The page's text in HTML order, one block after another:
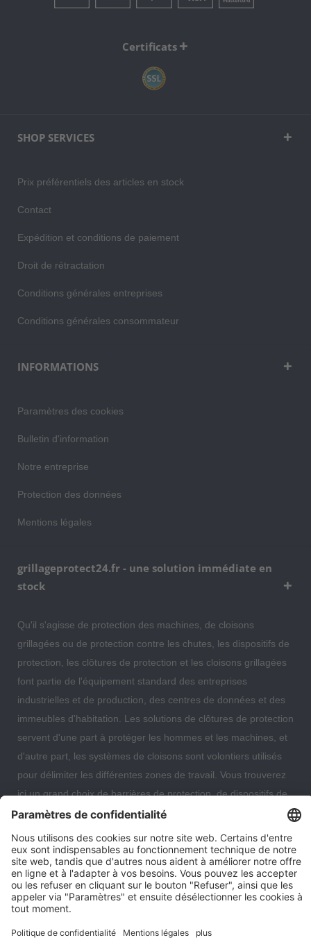
Certificats
SHOP SERVICES
Prix préférentiels des articles en stock
Contact
Expédition et conditions de paiement
Droit de rétractation
Conditions générales entreprises
Conditions générales consommateur
INFORMATIONS
Paramètres des cookies
Bulletin d'information
Notre entreprise
Protection des données
Mentions légales
grillageprotect24.fr - une solution immédiate en
stock
Qu'il s'agisse de protection des machines, de cloisons
grillagées ou de protection contre les chutes, les dispositifs de
protection, les clôtures de protection et les cloisons grillagées
font partie de l'équipement standard des entreprises
industrielles et de production, des centres de données et des
immeubles d'habitation. Les solutions de clôtures de protection
servent d'une part à protéger les hommes et les machines, et
d'autre part, les systèmes de cloisons sont volontiers utilisés
pour délimiter les différentes zones de travail. Vous trouverez
ici un grand choix de barrières de protection, de dispositifs de
protection, de protections antichute et de cloisons grillagées
optimale votre entrepôt, votre centre de données ou même
votre immeuble d'habitation.
Paramètres des cookies Notre entreprise
Contact
Expédition et conditions de paiement
Mentions légales